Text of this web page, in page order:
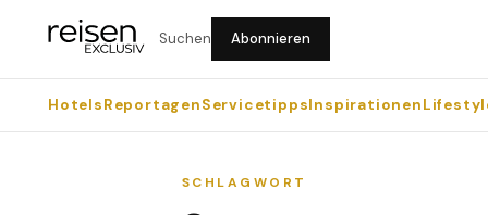
Suchen Abonnieren
HotelsReportagenServicetippsInspirationen
SCHLAGWORT